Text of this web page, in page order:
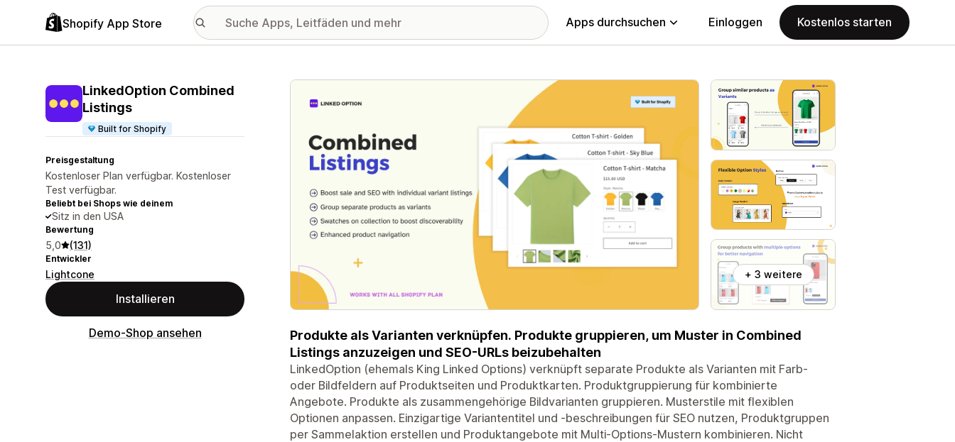
Shopify App Store Apps durchsuchen Einloggen Kostenlos starten
LinkedOption Combined
Listings
Built for Shopify
Preisgestaltung
Kostenloser Plan verfügbar. Kostenloser
Test verfügbar.
Beliebt bei Shops wie deinem
Sitz in den USA
Bewertung
5,0 (131)
Entwickler
Lightcone
Installieren
Demo-Shop ansehen
Vorgestellte Bildergalerie
+ 3 weitere
Produkte als Varianten verknüpfen. Produkte gruppieren, um Muster in Combined
Listings anzuzeigen und SEO-URLs beizubehalten
LinkedOption (ehemals King Linked Options) verknüpft separate Produkte als Varianten mit Farb-
oder Bildfeldern auf Produktseiten und Produktkarten. Produktgruppierung für kombinierte
Angebote. Produkte als zusammengehörige Bildvarianten gruppieren. Musterstile mit flexiblen
Optionen anpassen. Einzigartige Variantentitel und -beschreibungen für SEO nutzen, Produktgruppen
per Sammelaktion erstellen und Produktangebote mit Multi-Options-Mustern kombinieren. Nicht